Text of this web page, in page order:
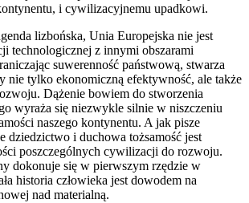
i cywilizacyjnemu upadkowi.
lizbońska, Unia Europejska nie jest
technologicznej z innymi obszarami
suwerenność państwową, stwarza
nie tylko ekonomiczną efektywność, ale także
Dążenie bowiem do stworzenia
wyraża się niezwykle silnie w niszczeniu
naszego kontynentu. A jak pisze
dziedzictwo i duchowa tożsamość jest
poszczególnych cywilizacji do rozwoju.
dokonuje się w pierwszym rzędzie w
historia człowieka jest dowodem na
nad materialną.